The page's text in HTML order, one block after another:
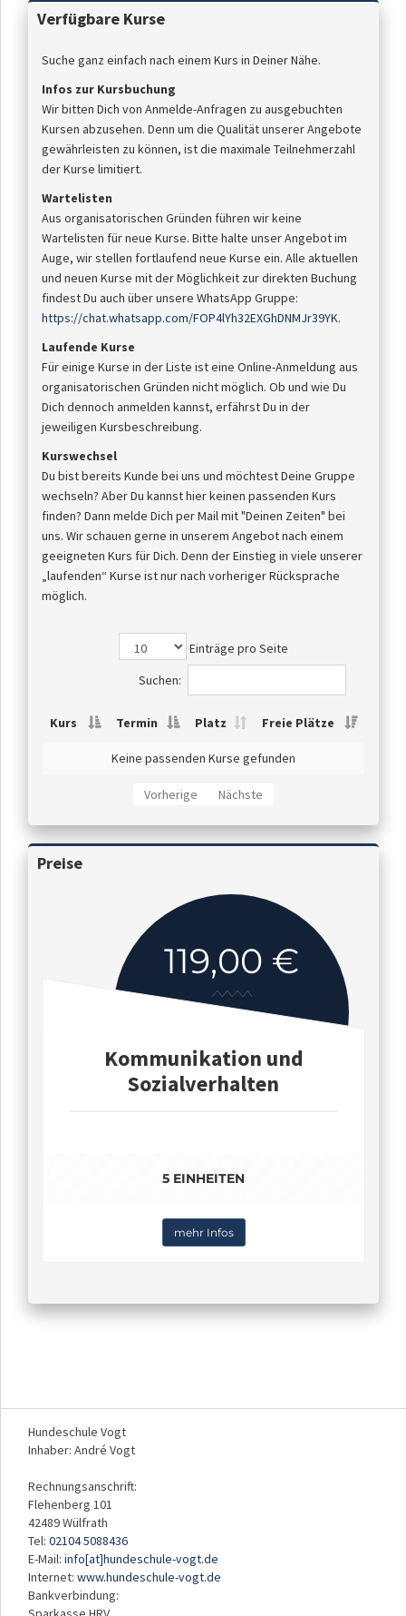
Verfügbare Kurse
Suche ganz einfach nach einem Kurs in Deiner Nähe.
Infos zur Kursbuchung
Wir bitten Dich von Anmelde-Anfragen zu ausgebuchten
Kursen abzusehen. Denn um die Qualität unserer Angebote
gewährleisten zu können, ist die maximale Teilnehmerzahl
der Kurse limitiert.
Wartelisten
Aus organisatorischen Gründen führen wir keine
Wartelisten für neue Kurse. Bitte halte unser Angebot im
Auge, wir stellen fortlaufend neue Kurse ein. Alle aktuellen
und neuen Kurse mit der Möglichkeit zur direkten Buchung
findest Du auch über unsere WhatsApp Gruppe:
https://chat.whatsapp.com/FOP4lYh32EXGhDNMJr39YK.
Laufende Kurse
Für einige Kurse in der Liste ist eine Online-Anmeldung aus
organisatorischen Gründen nicht möglich. Ob und wie Du
Dich dennoch anmelden kannst, erfährst Du in der
jeweiligen Kursbeschreibung.
Kurswechsel
Du bist bereits Kunde bei uns und möchtest Deine Gruppe
wechseln? Aber Du kannst hier keinen passenden Kurs
finden? Dann melde Dich per Mail mit "Deinen Zeiten" bei
uns. Wir schauen gerne in unserem Angebot nach einem
geeigneten Kurs für Dich. Denn der Einstieg in viele unserer
„laufenden“ Kurse ist nur nach vorheriger Rücksprache
möglich.
Einträge pro Seite
Suchen:
Kurs Termin Platz Freie Plätze
Keine passenden Kurse gefunden
Vorherige Nächste
Preise
119,00 €
Kommunikation und
Sozialverhalten
5 EINHEITEN
mehr Infos
Hundeschule Vogt
Inhaber: André Vogt
Rechnungsanschrift:
Flehenberg 101
42489 Wülfrath
Tel: 02104 5088436
E-Mail: info[at]hundeschule-vogt.de
Internet: www.hundeschule-vogt.de
Bankverbindung: